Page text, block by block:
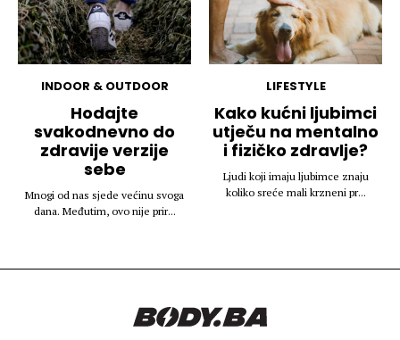
INDOOR & OUTDOOR
Hodajte
svakodnevno do
zdravije verzije
sebe
Mnogi od nas sjede većinu svoga
dana. Međutim, ovo nije prir...
LIFESTYLE
Kako kućni ljubimci
utječu na mentalno
i fizičko zdravlje?
Ljudi koji imaju ljubimce znaju
koliko sreće mali krzneni pr...